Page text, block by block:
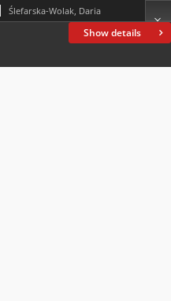
Show details
Ślefarska-Wolak, Daria